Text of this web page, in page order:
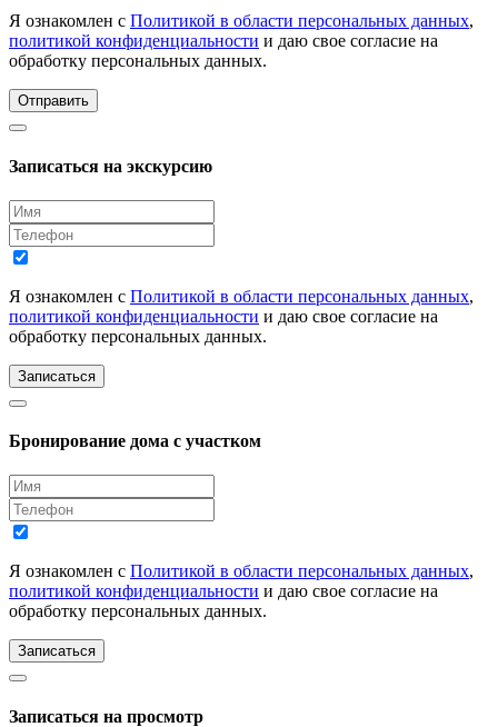
Я ознакомлен с Политикой в области персональных данных,
политикой конфиденциальности и даю свое согласие на
обработку персональных данных.
Отправить
Записаться на экскурсию
Я ознакомлен с Политикой в области персональных данных,
политикой конфиденциальности и даю свое согласие на
обработку персональных данных.
Записаться
Бронирование дома с участком
Я ознакомлен с Политикой в области персональных данных,
политикой конфиденциальности и даю свое согласие на
обработку персональных данных.
Записаться
Записаться на просмотр